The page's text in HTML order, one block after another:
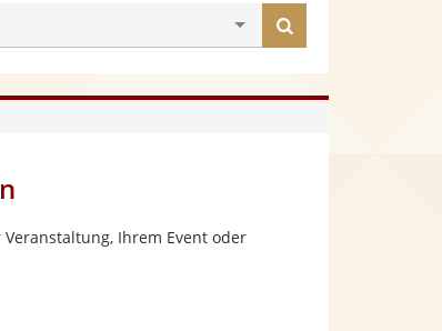
finden
Ihrem Event oder